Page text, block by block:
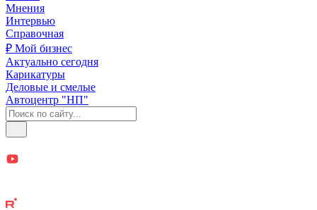
Мнения
Интервью
Справочная
₽ Мой бизнес
Актуально сегодня
Карикатуры
Деловые и смелые
Автоцентр "НП"